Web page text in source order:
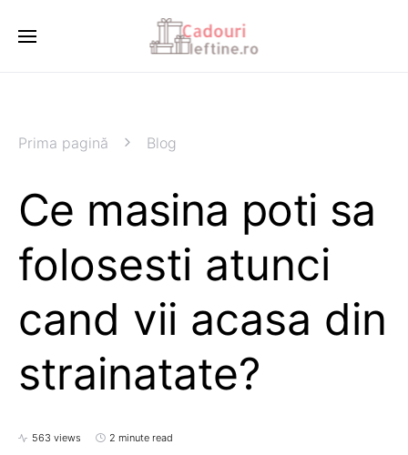
Prima pagină Blog
Ce masina poti sa
folosesti atunci
cand vii acasa din
strainatate?
563 views 2 minute read